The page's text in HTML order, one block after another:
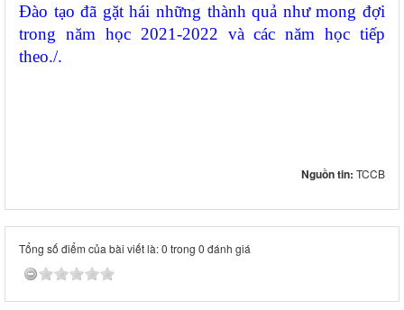
Đào tạo đã gặt hái những thành quả như mong đợi
trong năm học 2021-2022 và các năm học tiếp
theo./.
Nguồn tin: TCCB
Tổng số điểm của bài viết là: 0 trong 0 đánh giá